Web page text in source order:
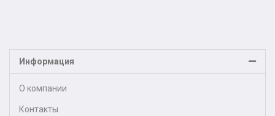
Информация
О компании
Контакты